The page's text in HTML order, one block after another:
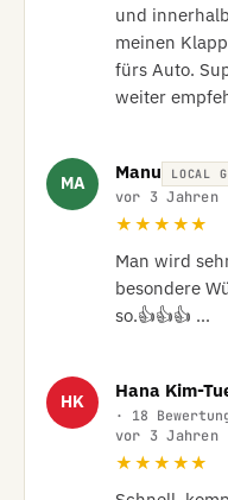
und
meinen
fürs Auto.
weiter
MA
Manu LOCAL
vor 3 Jahren
★★★★★
Man wird
besondere
so.👍👍👍 …
HK
Hana Kim-
· 18
vor 3 Jahren
★★★★★